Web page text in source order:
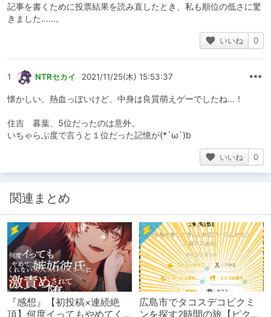
記事を書くために投票結果を読み直したとき、私も順位の低さに驚
きました……。
いいね 0
1 NTRセカイ 2021/11/25(木) 15:53:37
懐かしい。熱血っぽいけど、中身は良質萌えゲーでしたね…！
住吉 暮葉、5位だったのは意外。
いちゃらぶ度で言うと１位だった記憶が(*´ω`)b
いいね 0
関連まとめ
『感想』【初投稿×連続絶
頂】何度イってもやめてく
広島市でタコスデコピクミ
ンを探す2時間の旅【ピクミ